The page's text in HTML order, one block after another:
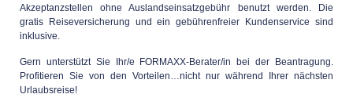
Akzeptanzstellen ohne Auslandseinsatzgebühr benutzt werden. Die
gratis Reiseversicherung und ein gebührenfreier Kundenservice sind
inklusive.
Gern unterstützt Sie Ihr/e FORMAXX-Berater/in bei der Beantragung.
Profitieren Sie von den Vorteilen…nicht nur während Ihrer nächsten
Urlaubsreise!